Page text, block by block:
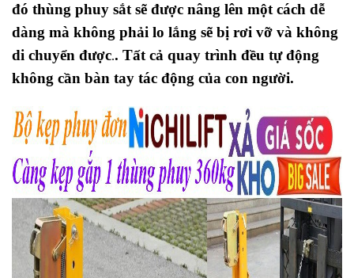
đó thùng phuy sắt sẽ được nâng lên một cách dễ
dàng mà không phải lo lắng sẽ bị rơi vỡ và không
di chuyển được.. Tất cả quay trình đều tự động
không cần bàn tay tác động của con người.